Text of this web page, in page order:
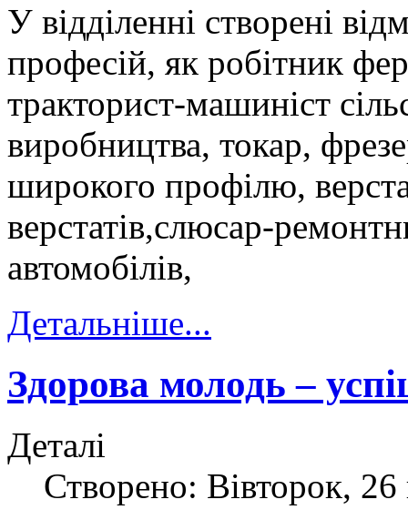
У відділенні створені
професій, як робітник
тракторист-машиніст
виробництва, токар,
широкого профілю,
верстатів,слюсар-
автомобілів,
Детальніше...
Здорова молодь –
Деталі
Створено: Вівторок,